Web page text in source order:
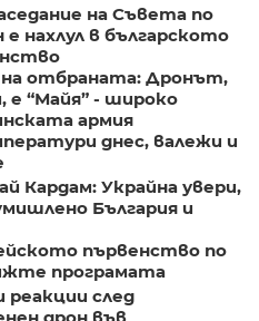
на Съвета по
нахлул в българското
отбраната: Дронът,
е “Майя” - широко
армия
днес, валежи и
Кардам: Украйна увери,
България и
първенство по
програмата
реакции след